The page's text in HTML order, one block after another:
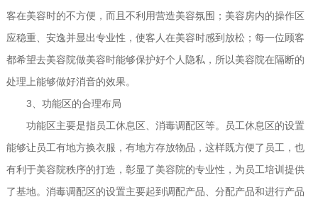
客在美容时的不方便，而且不利用营造美容氛围；美容房内的操作区
应稳重、安逸并显出专业性，使客人在美容时感到放松；每一位顾客
都希望去美容院做美容时能够保护好个人隐私，所以美容院在隔断的
处理上能够做好消音的效果。
3 、功能区的合理布局
功能区主要是指员工休息区、消毒调配区等。员工休息区的设置
能够让员工有地方换衣服，有地方存放物品，这样既方便了员工，也
有利于美容院秩序的打造，彰显了美容院的专业性，为员工培训提供
了基地。消毒调配区的设置主要起到调配产品、分配产品和进行产品